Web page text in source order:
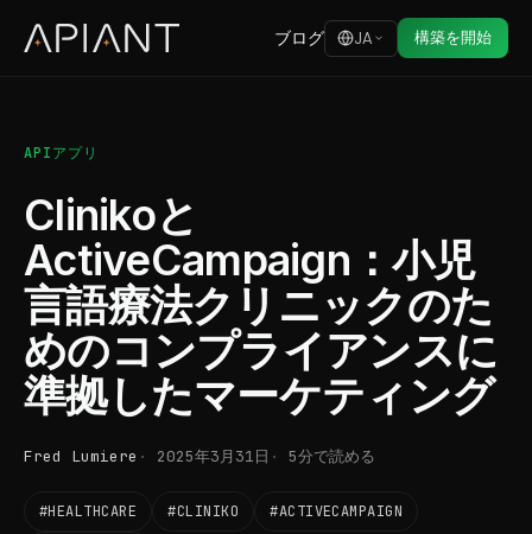
ブログ JA 構築を開始
APIアプリ
Clinikoと
ActiveCampaign：小児
言語療法クリニックのた
めのコンプライアンスに
準拠したマーケティング
Fred Lumiere 2025年3月31日 5分で読める
#HEALTHCARE #CLINIKO #ACTIVECAMPAIGN